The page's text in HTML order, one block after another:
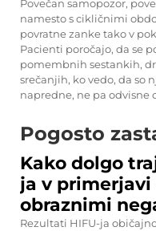
Povečan samopozor,
namesto s cikličnimi
povratne zanke tako v
Pacienti poročajo, da se
pomembnih sestankih,
srečanjih, ko vedo, da so
napredne, ne pa odvisne
Pogosto
Kako dolgo
ja v
obraznimi
Rezultati HIFU-ja